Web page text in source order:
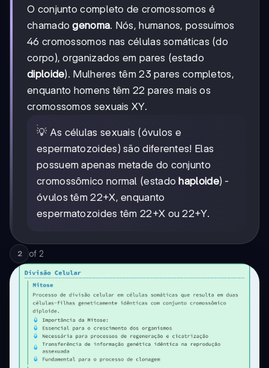
O conjunto completo de cromossomos é
chamadogenoma. Nós, humanos, possuímos
46 cromossomos nas células somáticas (do
corpo), organizados em pares (estado
diploide). Mulheres têm 23 pares completos,
enquanto homens têm 22 pares mais os
cromossomos sexuais XY.
💡 As células sexuais (óvulos e
espermatozoides) são diferentes! Elas
possuem apenas metade do conjunto
cromossômico normal (estado haploide) -
óvulos têm 22+X, enquanto
espermatozoides têm 22+X ou 22+Y.
2 of 2